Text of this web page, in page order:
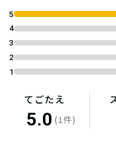
う。参加キッ
続・LINEの利
ォンもしくは
来たら解読開
5
4
3
2
1
てごたえ
5.0 (1件)